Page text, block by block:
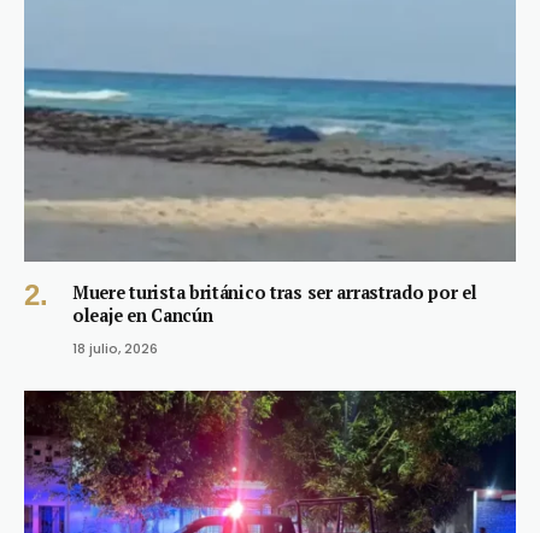
Muere turista británico tras ser arrastrado por el
oleaje en Cancún
18 julio, 2026